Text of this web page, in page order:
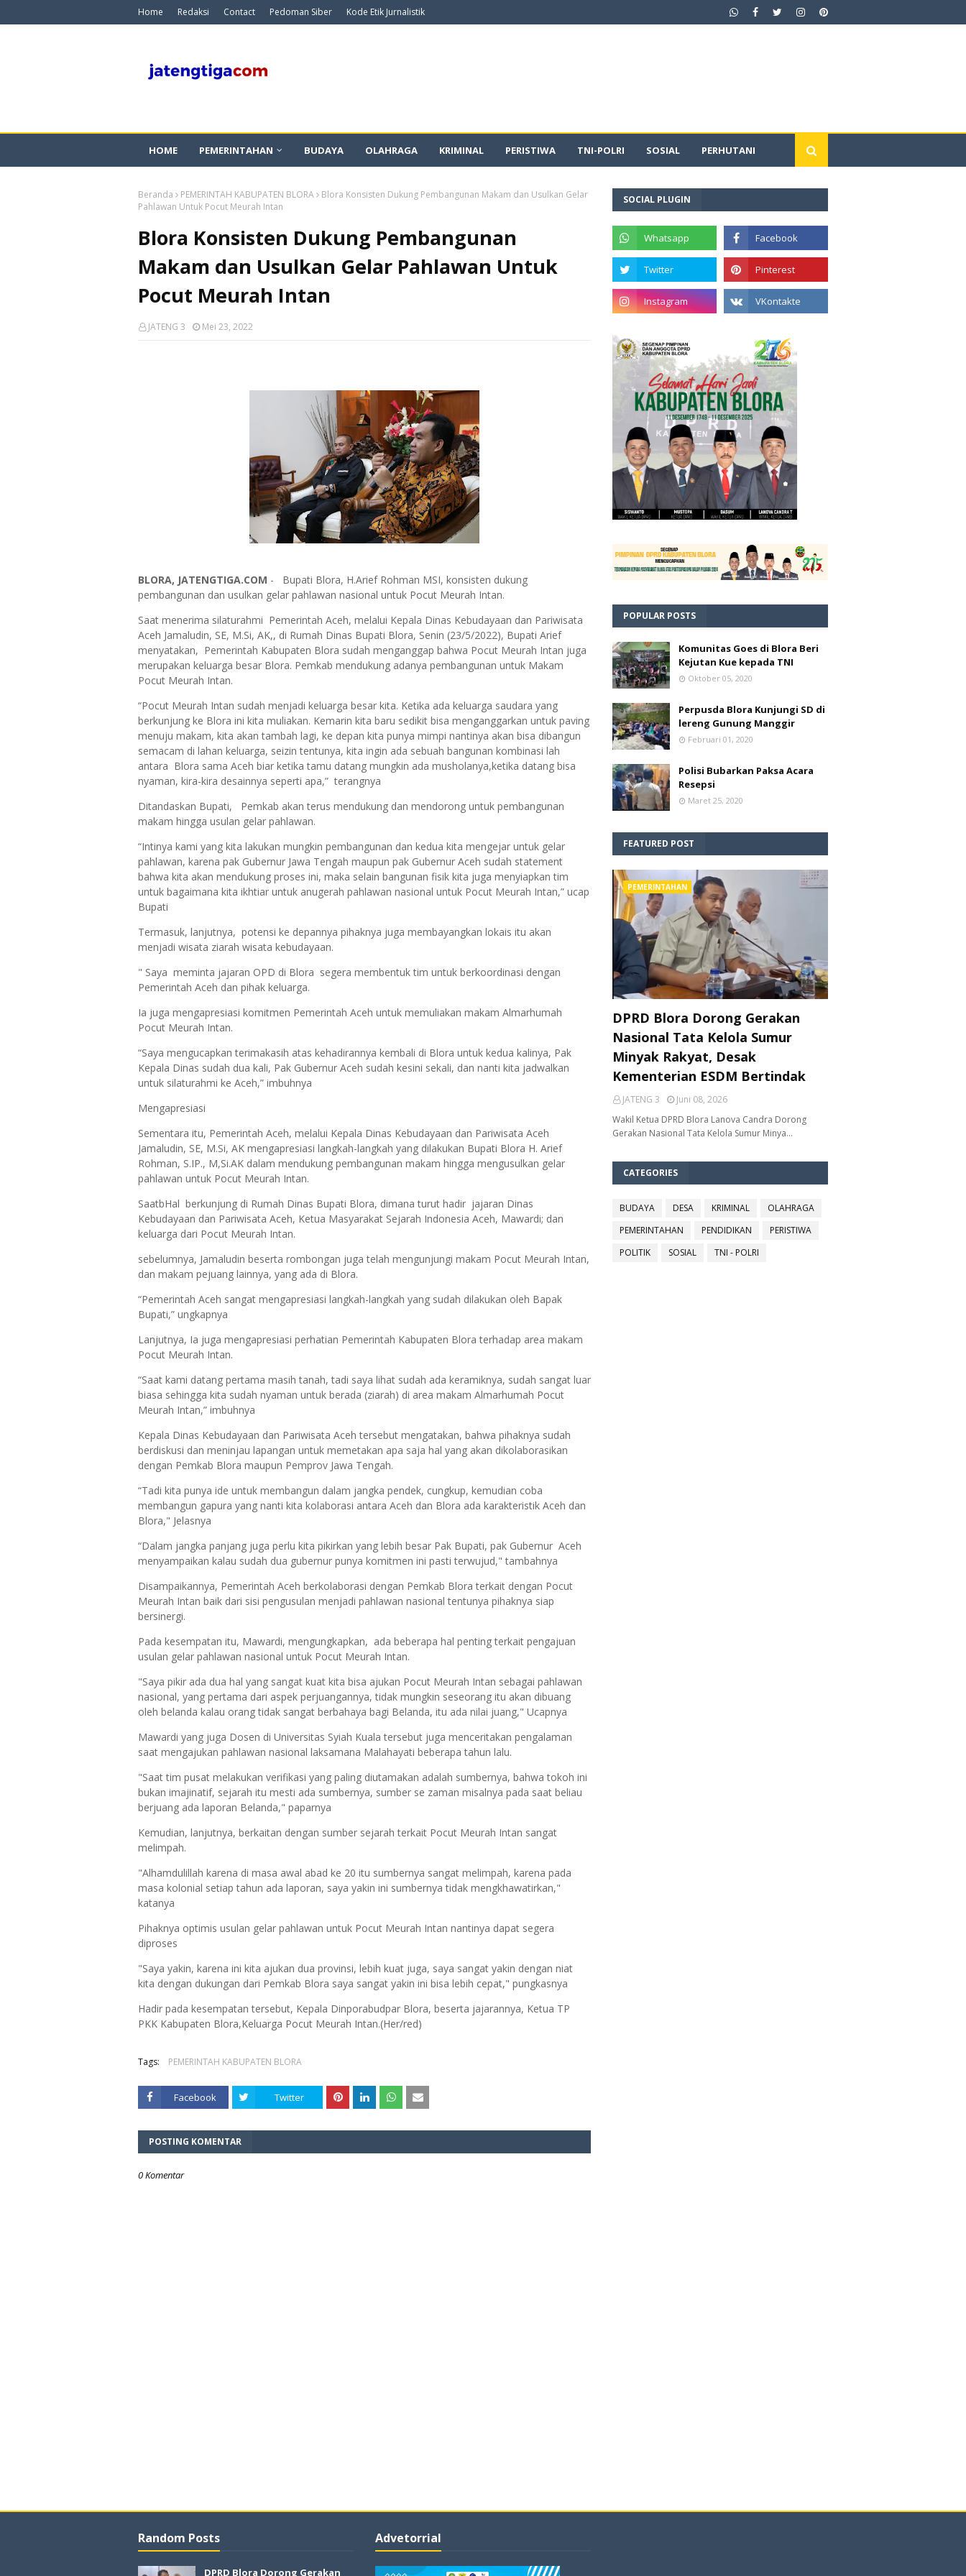
Home Redaksi Contact Pedoman Siber Kode Etik Jurnalistik
HOME PEMERINTAHAN BUDAYA OLAHRAGA KRIMINAL PERISTIWA TNI-POLRI SOSIAL PERHUTANI
Beranda PEMERINTAH KABUPATEN BLORA
Blora Konsisten Dukung Pembangunan Makam dan Usulkan Gelar
Pahlawan Untuk Pocut Meurah Intan
Blora Konsisten Dukung Pembangunan
Makam dan Usulkan Gelar Pahlawan Untuk
Pocut Meurah Intan
JATENG 3 Mei 23, 2022
BLORA, JATENGTIGA.COM - Bupati Blora, H.Arief Rohman MSI, konsisten dukung
pembangunan dan usulkan gelar pahlawan nasional untuk Pocut Meurah Intan.
Saat menerima silaturahmi Pemerintah Aceh, melalui Kepala Dinas Kebudayaan dan Pariwisata
Aceh Jamaludin, SE, M.Si, AK,, di Rumah Dinas Bupati Blora, Senin (23/5/2022), Bupati Arief
menyatakan, Pemerintah Kabupaten Blora sudah menganggap bahwa Pocut Meurah Intan juga
merupakan keluarga besar Blora. Pemkab mendukung adanya pembangunan untuk Makam
Pocut Meurah Intan.
“Pocut Meurah Intan sudah menjadi keluarga besar kita. Ketika ada keluarga saudara yang
berkunjung ke Blora ini kita muliakan. Kemarin kita baru sedikit bisa menganggarkan untuk paving
menuju makam, kita akan tambah lagi, ke depan kita punya mimpi nantinya akan bisa dibangun
semacam di lahan keluarga, seizin tentunya, kita ingin ada sebuah bangunan kombinasi lah
antara Blora sama Aceh biar ketika tamu datang mungkin ada musholanya,ketika datang bisa
nyaman, kira-kira desainnya seperti apa,” terangnya
Ditandaskan Bupati, Pemkab akan terus mendukung dan mendorong untuk pembangunan
makam hingga usulan gelar pahlawan.
“Intinya kami yang kita lakukan mungkin pembangunan dan kedua kita mengejar untuk gelar
pahlawan, karena pak Gubernur Jawa Tengah maupun pak Gubernur Aceh sudah statement
bahwa kita akan mendukung proses ini, maka selain bangunan fisik kita juga menyiapkan tim
untuk bagaimana kita ikhtiar untuk anugerah pahlawan nasional untuk Pocut Meurah Intan,” ucap
Bupati
Termasuk, lanjutnya, potensi ke depannya pihaknya juga membayangkan lokais itu akan
menjadi wisata ziarah wisata kebudayaan.
" Saya meminta jajaran OPD di Blora segera membentuk tim untuk berkoordinasi dengan
Pemerintah Aceh dan pihak keluarga.
Ia juga mengapresiasi komitmen Pemerintah Aceh untuk memuliakan makam Almarhumah
Pocut Meurah Intan.
“Saya mengucapkan terimakasih atas kehadirannya kembali di Blora untuk kedua kalinya, Pak
Kepala Dinas sudah dua kali, Pak Gubernur Aceh sudah kesini sekali, dan nanti kita jadwalkan
untuk silaturahmi ke Aceh,” imbuhnya
Mengapresiasi
Sementara itu, Pemerintah Aceh, melalui Kepala Dinas Kebudayaan dan Pariwisata Aceh
Jamaludin, SE, M.Si, AK mengapresiasi langkah-langkah yang dilakukan Bupati Blora H. Arief
Rohman, S.IP., M,Si.AK dalam mendukung pembangunan makam hingga mengusulkan gelar
pahlawan untuk Pocut Meurah Intan.
SaatbHal berkunjung di Rumah Dinas Bupati Blora, dimana turut hadir jajaran Dinas
Kebudayaan dan Pariwisata Aceh, Ketua Masyarakat Sejarah Indonesia Aceh, Mawardi; dan
keluarga dari Pocut Meurah Intan.
sebelumnya, Jamaludin beserta rombongan juga telah mengunjungi makam Pocut Meurah Intan,
dan makam pejuang lainnya, yang ada di Blora.
“Pemerintah Aceh sangat mengapresiasi langkah-langkah yang sudah dilakukan oleh Bapak
Bupati,” ungkapnya
Lanjutnya, Ia juga mengapresiasi perhatian Pemerintah Kabupaten Blora terhadap area makam
Pocut Meurah Intan.
“Saat kami datang pertama masih tanah, tadi saya lihat sudah ada keramiknya, sudah sangat luar
biasa sehingga kita sudah nyaman untuk berada (ziarah) di area makam Almarhumah Pocut
Meurah Intan,” imbuhnya
Kepala Dinas Kebudayaan dan Pariwisata Aceh tersebut mengatakan, bahwa pihaknya sudah
berdiskusi dan meninjau lapangan untuk memetakan apa saja hal yang akan dikolaborasikan
dengan Pemkab Blora maupun Pemprov Jawa Tengah.
“Tadi kita punya ide untuk membangun dalam jangka pendek, cungkup, kemudian coba
membangun gapura yang nanti kita kolaborasi antara Aceh dan Blora ada karakteristik Aceh dan
Blora," Jelasnya
“Dalam jangka panjang juga perlu kita pikirkan yang lebih besar Pak Bupati, pak Gubernur Aceh
menyampaikan kalau sudah dua gubernur punya komitmen ini pasti terwujud," tambahnya
Disampaikannya, Pemerintah Aceh berkolaborasi dengan Pemkab Blora terkait dengan Pocut
Meurah Intan baik dari sisi pengusulan menjadi pahlawan nasional tentunya pihaknya siap
bersinergi.
Pada kesempatan itu, Mawardi, mengungkapkan, ada beberapa hal penting terkait pengajuan
usulan gelar pahlawan nasional untuk Pocut Meurah Intan.
"Saya pikir ada dua hal yang sangat kuat kita bisa ajukan Pocut Meurah Intan sebagai pahlawan
nasional, yang pertama dari aspek perjuangannya, tidak mungkin seseorang itu akan dibuang
oleh belanda kalau orang tidak sangat berbahaya bagi Belanda, itu ada nilai juang," Ucapnya
Mawardi yang juga Dosen di Universitas Syiah Kuala tersebut juga menceritakan pengalaman
saat mengajukan pahlawan nasional laksamana Malahayati beberapa tahun lalu.
"Saat tim pusat melakukan verifikasi yang paling diutamakan adalah sumbernya, bahwa tokoh ini
bukan imajinatif, sejarah itu mesti ada sumbernya, sumber se zaman misalnya pada saat beliau
berjuang ada laporan Belanda," paparnya
Kemudian, lanjutnya, berkaitan dengan sumber sejarah terkait Pocut Meurah Intan sangat
melimpah.
"Alhamdulillah karena di masa awal abad ke 20 itu sumbernya sangat melimpah, karena pada
masa kolonial setiap tahun ada laporan, saya yakin ini sumbernya tidak mengkhawatirkan,"
katanya
Pihaknya optimis usulan gelar pahlawan untuk Pocut Meurah Intan nantinya dapat segera
diproses
"Saya yakin, karena ini kita ajukan dua provinsi, lebih kuat juga, saya sangat yakin dengan niat
kita dengan dukungan dari Pemkab Blora saya sangat yakin ini bisa lebih cepat," pungkasnya
Hadir pada kesempatan tersebut, Kepala Dinporabudpar Blora, beserta jajarannya, Ketua TP
PKK Kabupaten Blora,Keluarga Pocut Meurah Intan.(Her/red)
Tags: PEMERINTAH KABUPATEN BLORA
Facebook Twitter
POSTING KOMENTAR
0 Komentar
SOCIAL PLUGIN
POPULAR POSTS
Komunitas Goes di Blora Beri
Kejutan Kue kepada TNI
Oktober 05, 2020
Perpusda Blora Kunjungi SD di
lereng Gunung Manggir
Februari 01, 2020
Polisi Bubarkan Paksa Acara
Resepsi
Maret 25, 2020
FEATURED POST
PEMERINTAHAN
DPRD Blora Dorong Gerakan
Nasional Tata Kelola Sumur
Minyak Rakyat, Desak
Kementerian ESDM Bertindak
JATENG 3
Juni 08, 2026
Wakil Ketua DPRD Blora Lanova Candra Dorong
Gerakan Nasional Tata Kelola Sumur Minya…
CATEGORIES
BUDAYA DESA KRIMINAL
OLAHRAGA
PEMERINTAHAN
PENDIDIKAN
PERISTIWA
POLITIK
SOSIAL TNI - POLRI
Random Posts
DPRD Blora Dorong Gerakan
Advetorrial